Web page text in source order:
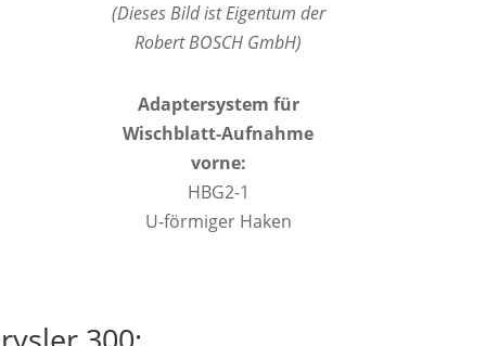
(Dieses Bild ist Eigentum der
Robert BOSCH GmbH)
Adaptersystem für
Wischblatt-Aufnahme
vorne:
HBG2-1
U-förmiger Haken